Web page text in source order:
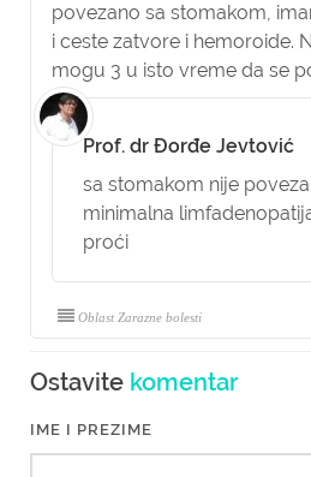
povezano sa stomakom,
i ceste zatvore i hemoroide.
mogu 3 u isto vreme da se
Prof. dr Đorđe Jevtović
sa stomakom nije
minimalna
proći
Oblast Zarazne bolesti
Ostavite komentar
IME I PREZIME